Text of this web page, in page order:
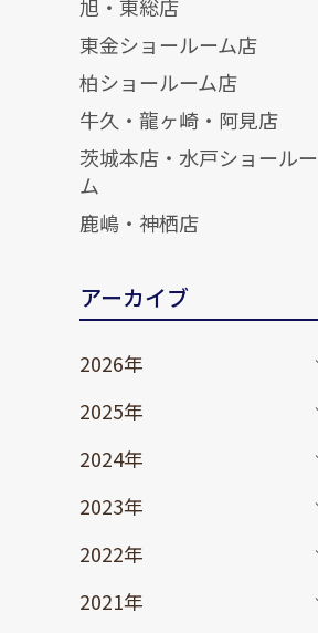
旭・東総店
東金ショールーム店
柏ショールーム店
牛久・龍ヶ崎・阿見店
茨城本店・水戸ショールー
ム
鹿嶋・神栖店
アーカイブ
2026年
2025年
2024年
2023年
2022年
2021年